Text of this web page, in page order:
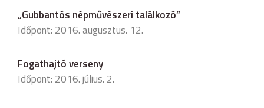
„Gubbantós népművészeri találkozó”
Időpont: 2016. augusztus. 12.
Fogathajtó verseny
Időpont: 2016. július. 2.